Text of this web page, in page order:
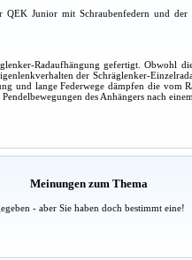
Junior mit Schraubenfedern und
Radaufhängung gefertigt. Obwohl
der Schräglenker-
und lange Federwege dämpfen die
des Anhängers nach
Meinungen zum Thema
- aber Sie haben doch bestimmt eine!